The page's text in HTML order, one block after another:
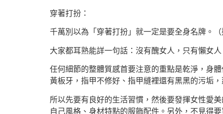
穿著打扮：
千萬別以為「穿著打扮」就一定是要全身名牌。（
大家都耳熟能詳一句話：沒有醜女人，只有懶女
任何細節的整體質感首要注意的重點是乾淨，身
黃板牙，指甲不修好、指甲縫裡還有黑黑的污垢
所以先要有良好的生活習慣，然後要發揮女性愛
自己風格、身材特點的服飾配件。另外，不見得